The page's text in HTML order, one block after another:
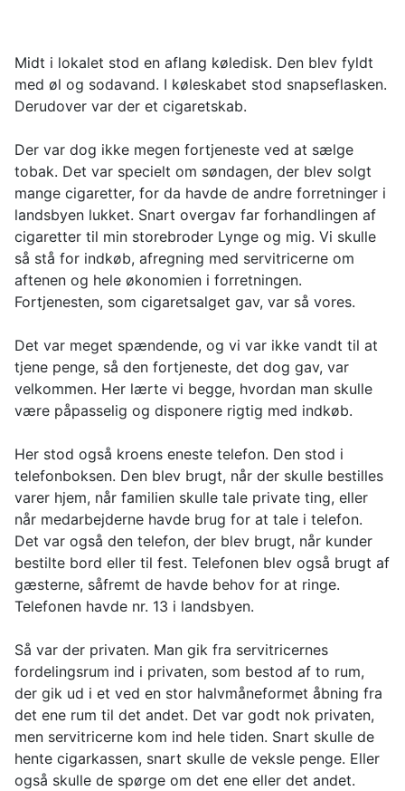
Midt i lokalet stod en aflang køledisk. Den blev fyldt
med øl og sodavand. I køleskabet stod snapseflasken.
Derudover var der et cigaretskab.
Der var dog ikke megen fortjeneste ved at sælge
tobak. Det var specielt om søndagen, der blev solgt
mange cigaretter, for da havde de andre forretninger i
landsbyen lukket. Snart overgav far forhandlingen af
cigaretter til min storebroder Lynge og mig. Vi skulle
så stå for indkøb, afregning med servitricerne om
aftenen og hele økonomien i forretningen.
Fortjenesten, som cigaretsalget gav, var så vores.
Det var meget spændende, og vi var ikke vandt til at
tjene penge, så den fortjeneste, det dog gav, var
velkommen. Her lærte vi begge, hvordan man skulle
være påpasselig og disponere rigtig med indkøb.
Her stod også kroens eneste telefon. Den stod i
telefonboksen. Den blev brugt, når der skulle bestilles
varer hjem, når familien skulle tale private ting, eller
når medarbejderne havde brug for at tale i telefon.
Det var også den telefon, der blev brugt, når kunder
bestilte bord eller til fest. Telefonen blev også brugt af
gæsterne, såfremt de havde behov for at ringe.
Telefonen havde nr. 13 i landsbyen.
Så var der privaten. Man gik fra servitricernes
fordelingsrum ind i privaten, som bestod af to rum,
der gik ud i et ved en stor halvmåneformet åbning fra
det ene rum til det andet. Det var godt nok privaten,
men servitricerne kom ind hele tiden. Snart skulle de
hente cigarkassen, snart skulle de veksle penge. Eller
også skulle de spørge om det ene eller det andet.